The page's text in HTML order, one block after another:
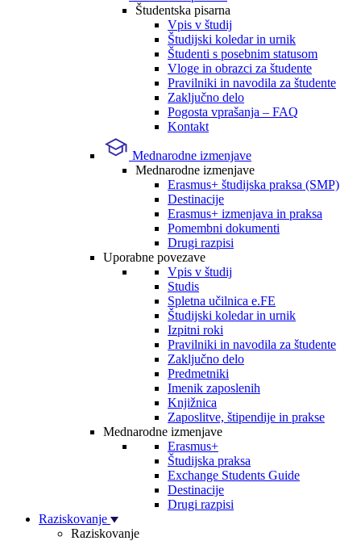
Študentska pisarna
Vpis v študij
Študijski koledar in urnik
Študenti s posebnim statusom
Vloge in obrazci za študente
Pravilniki in navodila za študente
Zaključno delo
Pogosta vprašanja – FAQ
Kontakt
Mednarodne izmenjave
Mednarodne izmenjave
Erasmus+ študijska praksa (SMP)
Destinacije
Erasmus+ izmenjava in praksa
Pomembni dokumenti
Drugi razpisi
Uporabne povezave
Vpis v študij
Studis
Spletna učilnica e.FE
Študijski koledar in urnik
Izpitni roki
Pravilniki in navodila za študente
Zaključno delo
Predmetniki
Imenik zaposlenih
Knjižnica
Zaposlitve, štipendije in prakse
Mednarodne izmenjave
Erasmus+
Študijska praksa
Exchange Students Guide
Destinacije
Drugi razpisi
Raziskovanje
Raziskovanje